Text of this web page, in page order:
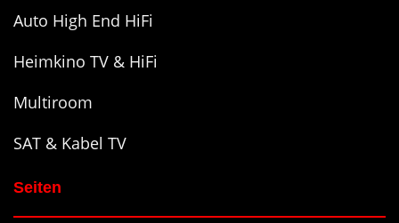
Auto High End HiFi
Heimkino TV & HiFi
Multiroom
SAT & Kabel TV
Seiten